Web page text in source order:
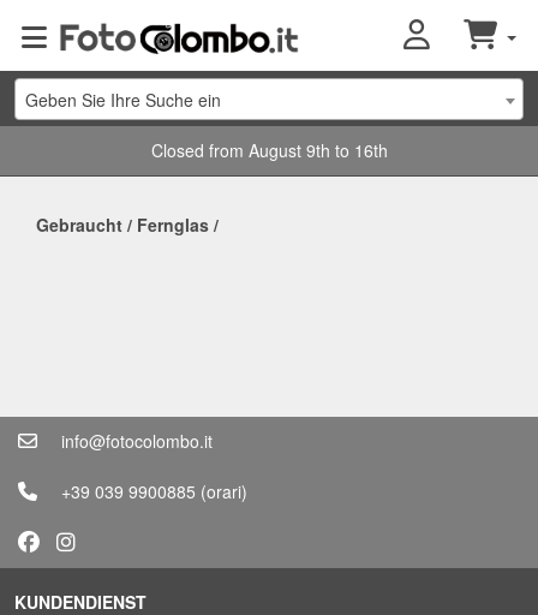
Geben Sie Ihre Suche ein
Closed from August 9th to 16th
Gebraucht / Fernglas /
info@fotocolombo.it
+39 039 9900885 (orari)
KUNDENDIENST